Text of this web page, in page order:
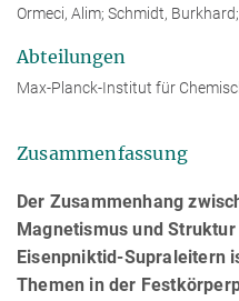
Ormeci, Alim; Schmidt,
Abteilungen
Max-Planck-Institut für
Zusammenfassung
Der Zusammenhang
Magnetismus und
Eisenpniktid-Supraleitern
Themen in der